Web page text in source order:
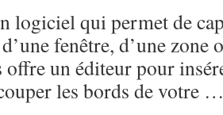
logiciel qui permet de
fenêtre, d’une zone
un éditeur pour
les bords de votre